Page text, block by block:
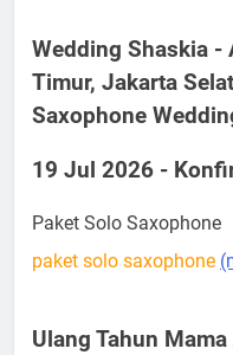
Wedding Shaskia -
Timur, Jakarta
Saxophone
19 Jul 2026 -
Paket Solo Saxophone
paket solo saxophone
Ulang Tahun